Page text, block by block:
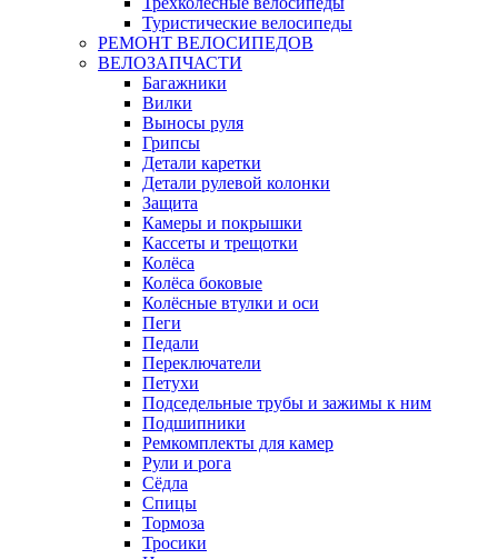
Туристические велосипеды
РЕМОНТ ВЕЛОСИПЕДОВ
ВЕЛОЗАПЧАСТИ
Багажники
Вилки
Выносы руля
Грипсы
Детали каретки
Детали рулевой колонки
Защита
Камеры и покрышки
Кассеты и трещотки
Колёса
Колёса боковые
Колёсные втулки и оси
Пеги
Педали
Переключатели
Петухи
Подседельные трубы и зажимы к ним
Подшипники
Ремкомплекты для камер
Рули и рога
Сёдла
Спицы
Тормоза
Тросики